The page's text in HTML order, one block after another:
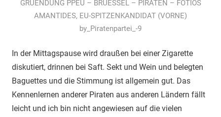
GRUENDUNG PPEU – BRUESSEL – PIRATEN – FOTIOS
AMANTIDES, EU-SPITZENKANDIDAT (VORNE)
by_Piratenpartei_-9
In der Mittagspause wird draußen bei einer Zigarette
diskutiert, drinnen bei Saft. Sekt und Wein und belegten
Baguettes und die Stimmung ist allgemein gut. Das
Kennenlernen anderer Piraten aus anderen Ländern fällt
leicht und ich bin nicht angewiesen auf die vielen